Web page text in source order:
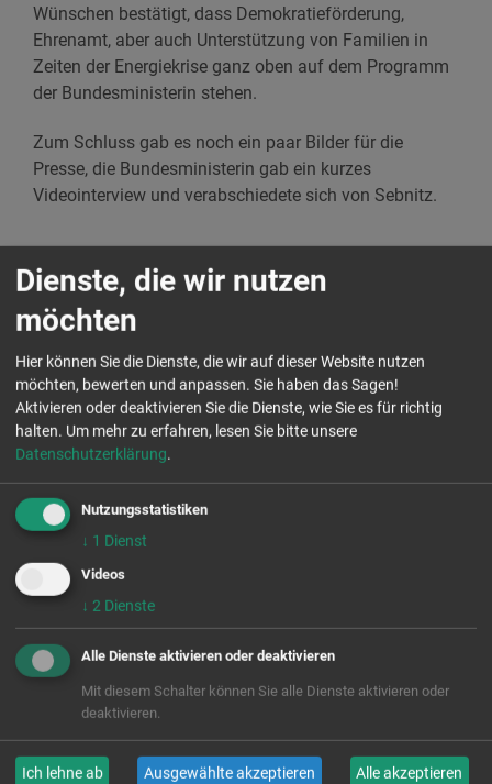
Wünschen bestätigt, dass Demokratieförderung,
Ehrenamt, aber auch Unterstützung von Familien in
Zeiten der Energiekrise ganz oben auf dem Programm
der Bundesministerin stehen.
Zum Schluss gab es noch ein paar Bilder für die
Presse, die Bundesministerin gab ein kurzes
Videointerview und verabschiedete sich von Sebnitz.
Fazit
Auch wenn der Besuch der Ministerin recht kurz war, so
machen und sich stetig für ihre Region einzusetzen.
Bei gemütlichen Gesprächen mit Kaffee und Gebäck
wurden im Anschluss an den Besuch schon wieder
neue Pläne geschmiedet. Austauschformate,
Sebnitzer:innen stehen im Herbst auf dem Programm
der Aktion Zivilcourage e.V. in Sebnitz.
Dienste, die wir nutzen
möchten
Hier können Sie die Dienste, die wir auf dieser Website nutzen
möchten, bewerten und anpassen. Sie haben das Sagen!
Aktivieren oder deaktivieren Sie die Dienste, wie Sie es für richtig
halten. Um mehr zu erfahren, lesen Sie bitte unsere
Datenschutzerklärung.
Nutzungsstatistiken
↓ 1 Dienst
Videos
↓ 2 Dienste
Alle Dienste aktivieren oder deaktivieren
Mit diesem Schalter können Sie alle Dienste aktivieren oder
deaktivieren.
Ich lehne ab Ausgewählte akzeptieren Alle akzeptieren